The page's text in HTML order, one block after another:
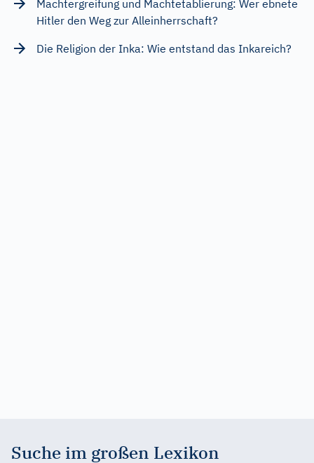
Machtergreifung und Machtetablierung: Wer ebnete
Hitler den Weg zur Alleinherrschaft?
Die Religion der Inka: Wie entstand das Inkareich?
Suche im großen Lexikon